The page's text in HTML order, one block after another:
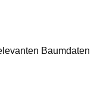
Baumdaten